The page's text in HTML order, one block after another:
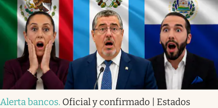
Alerta bancos. Oficial y confirmado | Estados